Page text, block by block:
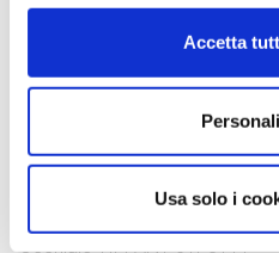
Accetta
Usa solo i
OCCHIALE DA SOLE,
TIFFANY
Occhiale TIFFANY 0TF3111